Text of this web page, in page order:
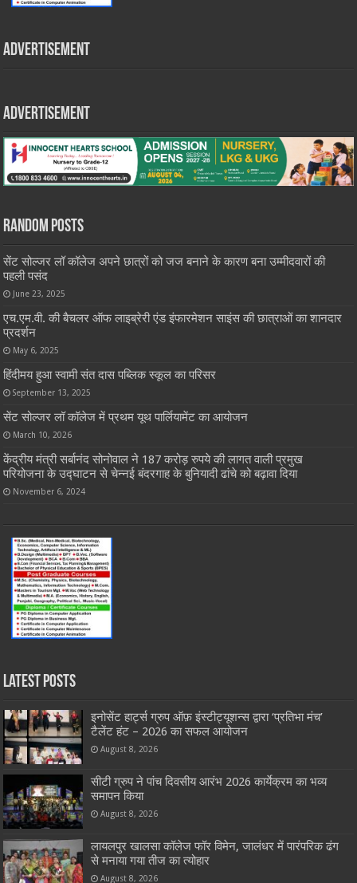
Advertisement
Advertisement
Random Posts
सेंट सोल्जर लॉ कॉलेज अपने छात्रों को जज बनाने के कारण बना उम्मीदवारों की
पहली पसंद
June 23, 2025
एच.एम.वी. की बैचलर ऑफ लाइब्रेरी एंड इंफारमेशन साइंस की छात्राओं का शानदार
प्रदर्शन
May 6, 2025
हिंदीमय हुआ स्वामी संत दास पब्लिक स्कूल का परिसर
September 13, 2025
सेंट सोल्जर लॉ कॉलेज में प्रथम यूथ पार्लियामेंट का आयोजन
March 10, 2026
केंद्रीय मंत्री सर्बानंद सोनोवाल ने 187 करोड़ रुपये की लागत वाली प्रमुख
परियोजना के उद्घाटन से चेन्नई बंदरगाह के बुनियादी ढांचे को बढ़ावा दिया
November 6, 2024
Latest Posts
इनोसेंट हार्ट्स ग्रुप ऑफ़ इंस्टीट्यूशन्स द्वारा ‘प्रतिभा मंच’
टैलेंट हंट – 2026 का सफल आयोजन
August 8, 2026
सीटी ग्रुप ने पांच दिवसीय आरंभ 2026 कार्येक्रम का भव्य
समापन किया
August 8, 2026
लायलपुर खालसा कॉलेज फॉर विमेन, जालंधर में पारंपरिक ढंग
से मनाया गया तीज का त्योहार
August 8, 2026